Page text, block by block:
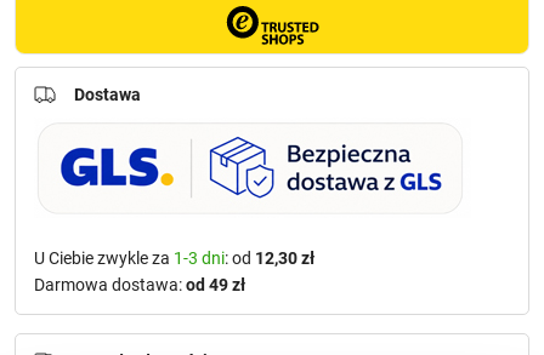
Dostawa
U Ciebie zwykle za 1-3 dni: od 12,30 zł
Darmowa dostawa:od 49 zł